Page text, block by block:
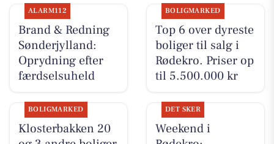
ALARM112
Brand & Redning
Sønderjylland:
Oprydning efter
færdselsuheld
BOLIGMARKED
Top 6 over dyreste
boliger til salg i
Rødekro. Priser op
til 5.500.000 kr
BOLIGMARKED
Klosterbakken 20
DET SKER
Weekend i